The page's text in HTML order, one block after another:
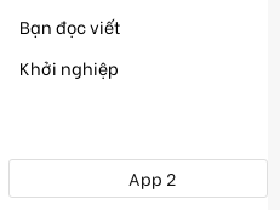
Bạn đọc viết
Khởi nghiệp
App 2